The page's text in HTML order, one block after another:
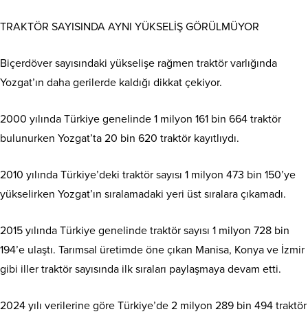
TRAKTÖR SAYISINDA AYNI YÜKSELİŞ GÖRÜLMÜYOR
Biçerdöver sayısındaki yükselişe rağmen traktör varlığında
Yozgat’ın daha gerilerde kaldığı dikkat çekiyor.
2000 yılında Türkiye genelinde 1 milyon 161 bin 664 traktör
bulunurken Yozgat’ta 20 bin 620 traktör kayıtlıydı.
2010 yılında Türkiye’deki traktör sayısı 1 milyon 473 bin 150’ye
yükselirken Yozgat’ın sıralamadaki yeri üst sıralara çıkamadı.
2015 yılında Türkiye genelinde traktör sayısı 1 milyon 728 bin
194’e ulaştı. Tarımsal üretimde öne çıkan Manisa, Konya ve İzmir
gibi iller traktör sayısında ilk sıraları paylaşmaya devam etti.
2024 yılı verilerine göre Türkiye’de 2 milyon 289 bin 494 traktör